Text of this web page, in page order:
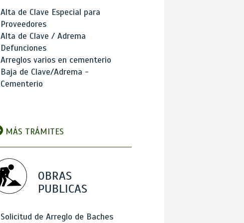
Alta de Clave Especial para
Proveedores
Alta de Clave / Adrema
Defunciones
Arreglos varios en cementerio
Baja de Clave/Adrema -
Cementerio
MÁS TRÁMITES
OBRAS
PUBLICAS
Solicitud de Arreglo de Baches